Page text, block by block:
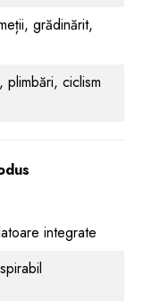
grădinărit,
plimbări, ciclism
integrate